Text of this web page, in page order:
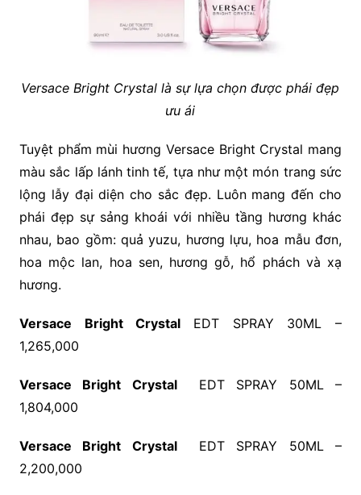
Versace Bright Crystal là sự lựa chọn được phái đẹp
ưu ái
Tuyệt phẩm mùi hương Versace Bright Crystal mang
màu sắc lấp lánh tinh tế, tựa như một món trang sức
lộng lẫy đại diện cho sắc đẹp. Luôn mang đến cho
phái đẹp sự sảng khoái với nhiều tầng hương khác
nhau, bao gồm: quả yuzu, hương lựu, hoa mẫu đơn,
hoa mộc lan, hoa sen, hương gỗ, hổ phách và xạ
hương.
Versace Bright Crystal EDT SPRAY 30ML –
1,265,000
Versace Bright Crystal EDT SPRAY 50ML –
1,804,000
Versace Bright Crystal EDT SPRAY 50ML –
2,200,000